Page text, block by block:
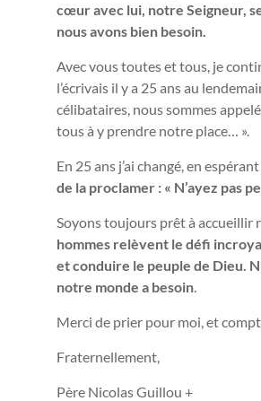
cœur avec lui, notre Seigneur,
nous avons bien besoin.
Avec vous toutes et tous, je
l’écrivais il y a 25 ans au
célibataires, nous sommes
tous à y prendre notre place… ».
En 25 ans j’ai changé, en
de la proclamer : « N’ayez pas
Soyons toujours prêt à accueillir
hommes relèvent le défi
et conduire le peuple de Dieu.
notre monde a besoin.
Merci de prier pour moi, et
Fraternellement,
Père Nicolas Guillou +